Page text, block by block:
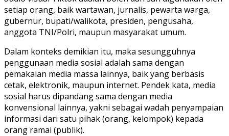
setiap orang, baik wartawan, jurnalis, pewarta warga,
gubernur, bupati/walikota, presiden, pengusaha,
anggota TNI/Polri, maupun masyarakat umum.
Dalam konteks demikian itu, maka sesungguhnya
penggunaan media sosial adalah sama dengan
pemakaian media massa lainnya, baik yang berbasis
cetak, elektronik, maupun internet. Pendek kata, media
sosial harus dipandang sama dengan media
konvensional lainnya, yakni sebagai wadah penyampaian
informasi dari satu pihak (orang, kelompok) kepada
orang ramai (publik).